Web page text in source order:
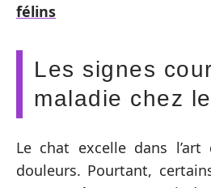
félins
Les signes
maladie chez
Le chat excelle dans l’art
douleurs. Pourtant,